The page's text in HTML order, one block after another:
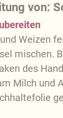
von:
Weizen
mischen.
des
Milch und